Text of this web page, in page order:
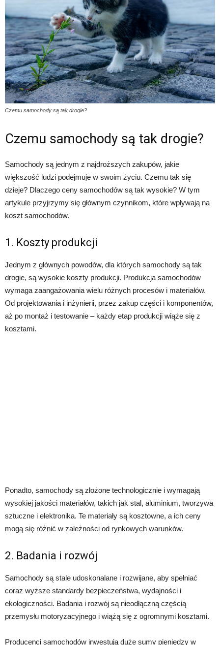
Czemu samochody są tak drogie?
Czemu samochody są tak drogie?
Samochody są jednym z najdroższych zakupów, jakie
większość ludzi podejmuje w swoim życiu. Czemu tak się
dzieje? Dlaczego ceny samochodów są tak wysokie? W tym
artykule przyjrzymy się głównym czynnikom, które wpływają na
koszt samochodów.
1. Koszty produkcji
Jednym z głównych powodów, dla których samochody są tak
drogie, są wysokie koszty produkcji. Produkcja samochodów
wymaga zaangażowania wielu różnych procesów i materiałów.
Od projektowania i inżynierii, przez zakup części i komponentów,
aż po montaż i testowanie – każdy etap produkcji wiąże się z
kosztami.
Ponadto, samochody są złożone technologicznie i wymagają
wysokiej jakości materiałów, takich jak stal, aluminium, tworzywa
sztuczne i elektronika. Te materiały są kosztowne, a ich ceny
mogą się różnić w zależności od rynkowych warunków.
2. Badania i rozwój
Samochody są stale udoskonalane i rozwijane, aby spełniać
coraz wyższe standardy bezpieczeństwa, wydajności i
ekologiczności. Badania i rozwój są nieodłączną częścią
przemysłu motoryzacyjnego i wiążą się z ogromnymi kosztami.
Producenci samochodów inwestują duże sumy pieniędzy w